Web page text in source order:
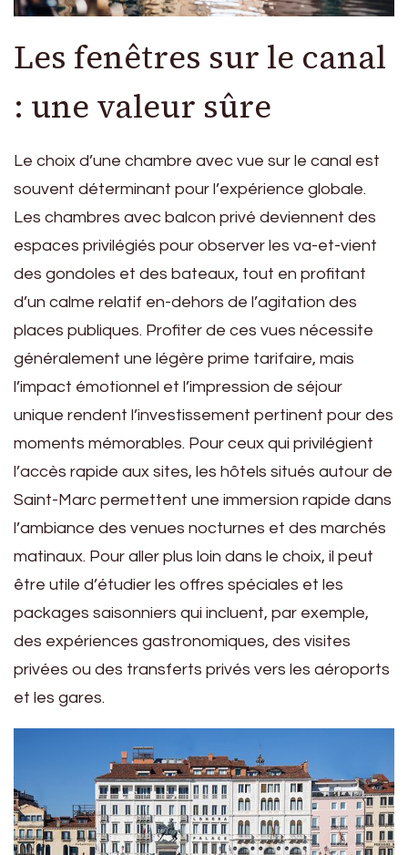
Les fenêtres sur le canal
: une valeur sûre
Le choix d’une chambre avec vue sur le canal est
souvent déterminant pour l’expérience globale.
Les chambres avec balcon privé deviennent des
espaces privilégiés pour observer les va-et-vient
des gondoles et des bateaux, tout en profitant
d’un calme relatif en-dehors de l’agitation des
places publiques. Profiter de ces vues nécessite
généralement une légère prime tarifaire, mais
l’impact émotionnel et l’impression de séjour
unique rendent l’investissement pertinent pour des
moments mémorables. Pour ceux qui privilégient
l’accès rapide aux sites, les hôtels situés autour de
Saint-Marc permettent une immersion rapide dans
l’ambiance des venues nocturnes et des marchés
matinaux. Pour aller plus loin dans le choix, il peut
être utile d’étudier les offres spéciales et les
packages saisonniers qui incluent, par exemple,
des expériences gastronomiques, des visites
privées ou des transferts privés vers les aéroports
et les gares.